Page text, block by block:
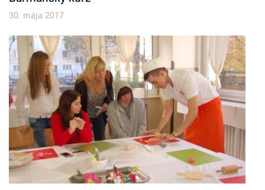
30. mája 2017